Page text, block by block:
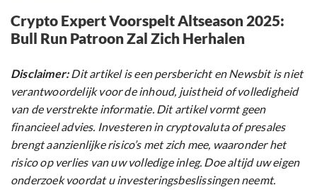
Crypto Expert Voorspelt Altseason 2025:
Bull Run Patroon Zal Zich Herhalen
Disclaimer:Dit artikel is een persbericht en Newsbit is niet
verantwoordelijk voor de inhoud, juistheid of volledigheid
van de verstrekte informatie. Dit artikel vormt geen
financieel advies. Investeren in cryptovaluta of presales
brengt aanzienlijke risico’s met zich mee, waaronder het
risico op verlies van uw volledige inleg. Doe altijd uw eigen
onderzoek voordat u investeringsbeslissingen neemt.